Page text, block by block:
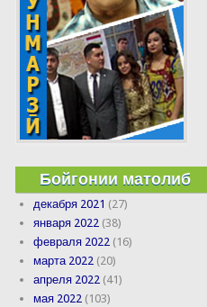
Бойгонии матолиб
декабря 2021 (27)
января 2022 (38)
февраля 2022 (16)
марта 2022 (20)
апреля 2022 (41)
мая 2022 (103)